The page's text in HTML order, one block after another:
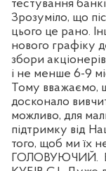
тестування
Зрозуміло, що
цього це рано.
нового графіку
збори
і не менше 6-9
Тому вважаємо,
досконало
можливо, для
підтримку від
того, щоб ми їх
ГОЛОВУЮЧИЙ.